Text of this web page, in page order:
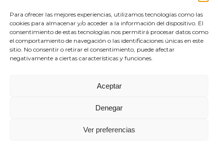
Para ofrecer las mejores experiencias, utilizamos tecnologías como las
cookies para almacenar y/o acceder a la información del dispositivo. El
consentimiento de estas tecnologías nos permitirá procesar datos como
el comportamiento de navegación o las identificaciones únicas en este
sitio. No consentir o retirar el consentimiento, puede afectar
negativamente a ciertas características y funciones.
Aceptar
Denegar
Ver preferencias